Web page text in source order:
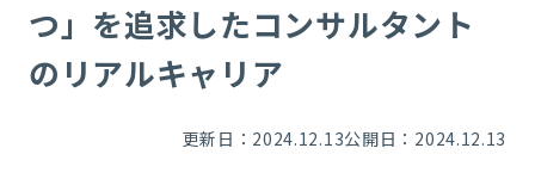
つ」を追求したコンサルタント
のリアルキャリア
更新日：2024.12.13公開日：2024.12.13